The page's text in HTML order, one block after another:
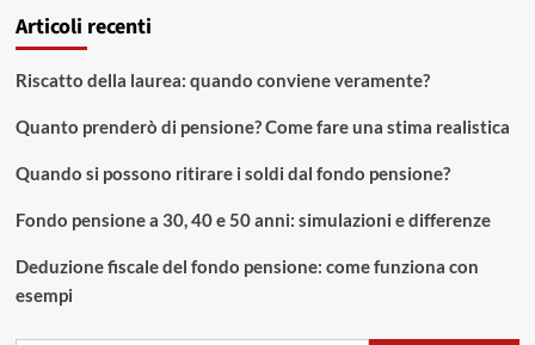
Articoli recenti
Riscatto della laurea: quando conviene veramente?
Quanto prenderò di pensione? Come fare una stima realistica
Quando si possono ritirare i soldi dal fondo pensione?
Fondo pensione a 30, 40 e 50 anni: simulazioni e differenze
Deduzione fiscale del fondo pensione: come funziona con
esempi